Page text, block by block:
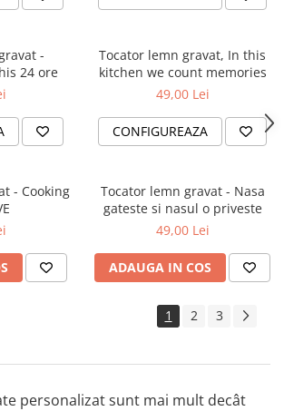
-
24 ore
Tocator lemn gravat, In this
kitchen we count memories
49,00 Lei
CONFIGUREAZA
- Cooking
Tocator lemn gravat - Nasa
gateste si nasul o priveste
49,00 Lei
ADAUGA IN COS
1 2 3
personalizat sunt mai mult decât